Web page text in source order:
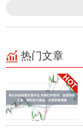
热门文章